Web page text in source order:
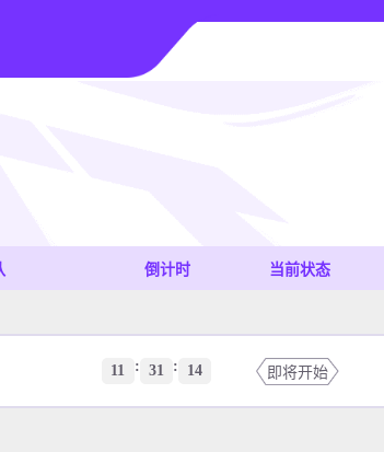
倒计时 当前状态
11 : 31 : 14 即将开始